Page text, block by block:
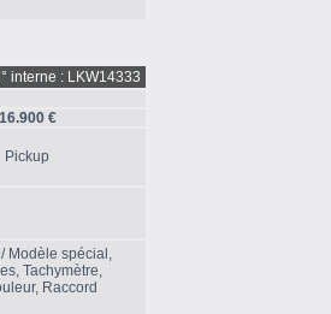
interne : LKW14333
16.900 €
Pickup
Modèle spécial,
Tachymètre,
Raccord